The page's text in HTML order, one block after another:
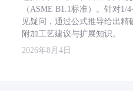
（ASME B1.1标准）。针对1/
见疑问，通过公式推导给出精
附加工艺建议与扩展知识。
2026年8月4日